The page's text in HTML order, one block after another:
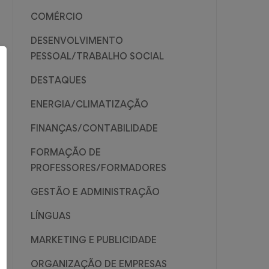
COMÉRCIO
DESENVOLVIMENTO
PESSOAL/TRABALHO SOCIAL
DESTAQUES
ENERGIA/CLIMATIZAÇÃO
FINANÇAS/CONTABILIDADE
FORMAÇÃO DE
PROFESSORES/FORMADORES
GESTÃO E ADMINISTRAÇÃO
LÍNGUAS
MARKETING E PUBLICIDADE
ORGANIZAÇÃO DE EMPRESAS